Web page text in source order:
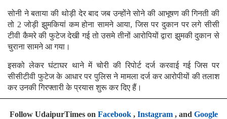
सोनी ने बताया की थोड़ी देर बाद जब उन्होंने सोने की आभूषण की गिनती की
तो 2 जोड़ी झुमकियां कम होना सामने आया, जिस पर दुकान पर लगे सीसी
टीवी कैमरे की फुटेज देखी गई तो उसमे तीनों आरोपियों द्वारा झुमकी दुकान से
चुराना सामने आ गया।
इसको लेकर घंटाघर थाने में चोरी की रिपोर्ट दर्ज करवाई गई जिस पर
सीसीटीवी फुटेज के आधार पर पुलिस ने मामला दर्ज कर आरोपीयों की तलाश
कर उनकी गिरफ्तारी के प्रयास शुरू कर दिए हैं।
Follow UdaipurTimes on Facebook, Instagram, and Google